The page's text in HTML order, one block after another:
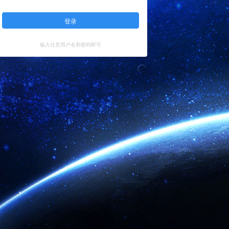
登录
输入任意用户名和密码即可